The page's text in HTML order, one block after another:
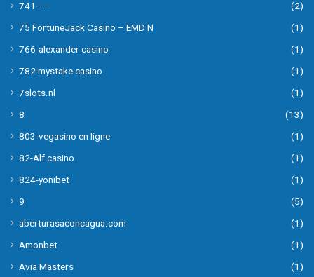
741—–
(2)
75 FortuneJack Casino – EMD N
(1)
766-alexander casino
(1)
782 mystake casino
(1)
7slots.nl
(1)
8
(13)
803-vegasino en ligne
(1)
82-Alf casino
(1)
824-yonibet
(1)
9
(5)
aberturasaconcagua.com
(1)
Amonbet
(1)
Avia Masters
(1)